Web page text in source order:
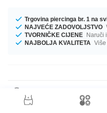
Trgovina piercinga br. 1 na
NAJVEĆE ZADOVOLJSTVO
TVORNIČKE CIJENE Naruči
NAJBOLJA KVALITETA
The available gauges are 1.0 mm